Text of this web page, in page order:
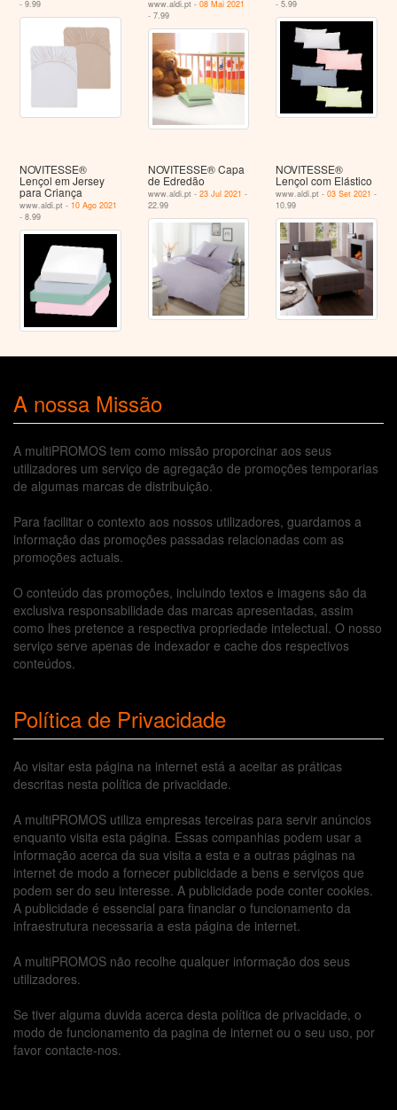
- 9.99
www.aldi.pt - 08 Mai 2021
- 7.99
- 5.99
NOVITESSE®
Lençol em Jersey
para Criança
www.aldi.pt - 10 Ago 2021
- 8.99
NOVITESSE® Capa
de Edredão
www.aldi.pt - 23 Jul 2021 -
22.99
NOVITESSE®
Lençol com Elástico
www.aldi.pt -03 Set 2021 -
10.99
A nossa Missão
A multiPROMOS tem como missão proporcinar aos seus
utilizadores um serviço de agregação de promoções temporarias
de algumas marcas de distribuição.
Para facilitar o contexto aos nossos utilizadores, guardamos a
informação das promoções passadas relacionadas com as
promoções actuais.
O conteúdo das promoções, incluindo textos e imagens são da
exclusiva responsabilidade das marcas apresentadas, assim
como lhes pretence a respectiva propriedade intelectual. O nosso
serviço serve apenas de indexador e cache dos respectivos
conteúdos.
Política de Privacidade
Ao visitar esta página na internet está a aceitar as práticas
descritas nesta política de privacidade.
A multiPROMOS utiliza empresas terceiras para servir anúncios
enquanto visita esta página. Essas companhias podem usar a
informação acerca da sua visita a esta e a outras páginas na
internet de modo a fornecer publicidade a bens e serviços que
podem ser do seu interesse. A publicidade pode conter cookies.
A publicidade é essencial para financiar o funcionamento da
infraestrutura necessaria a esta página de internet.
A multiPROMOS não recolhe qualquer informação dos seus
utilizadores.
Se tiver alguma duvida acerca desta política de privacidade, o
modo de funcionamento da pagina de internet ou o seu uso, por
favor contacte-nos.